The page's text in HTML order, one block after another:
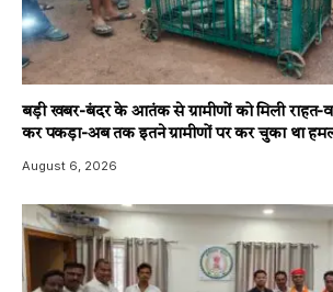
बड़ी खबर-बंदर के आतंक से ग्रामीणों को मिली राहत-
कर पकड़ा-अब तक इतने ग्रामीणों पर कर चुका था
August 6, 2026